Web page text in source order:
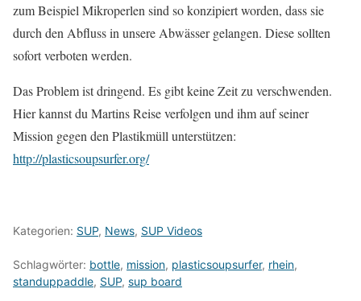
zum Beispiel Mikroperlen sind so konzipiert worden, dass sie
durch den Abfluss in unsere Abwässer gelangen. Diese sollten
sofort verboten werden.
Das Problem ist dringend. Es gibt keine Zeit zu verschwenden.
Hier kannst du Martins Reise verfolgen und ihm auf seiner
Mission gegen den Plastikmüll unterstützen:
http://plasticsoupsurfer.org/
Kategorien: SUP, News, SUP Videos
Schlagwörter: bottle, mission, plasticsoupsurfer, rhein,
standuppaddle, SUP, sup board